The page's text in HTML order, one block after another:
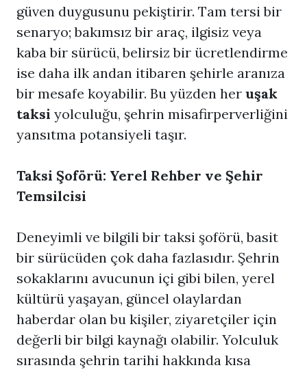
güven duygusunu pekiştirir. Tam tersi bir
senaryo; bakımsız bir araç, ilgisiz veya
kaba bir sürücü, belirsiz bir ücretlendirme
ise daha ilk andan itibaren şehirle aranıza
bir mesafe koyabilir. Bu yüzden her uşak
taksi yolculuğu, şehrin misafirperverliğini
yansıtma potansiyeli taşır.
Taksi Şoförü: Yerel Rehber ve Şehir
Temsilcisi
Deneyimli ve bilgili bir taksi şoförü, basit
bir sürücüden çok daha fazlasıdır. Şehrin
sokaklarını avucunun içi gibi bilen, yerel
kültürü yaşayan, güncel olaylardan
haberdar olan bu kişiler, ziyaretçiler için
değerli bir bilgi kaynağı olabilir. Yolculuk
sırasında şehrin tarihi hakkında kısa